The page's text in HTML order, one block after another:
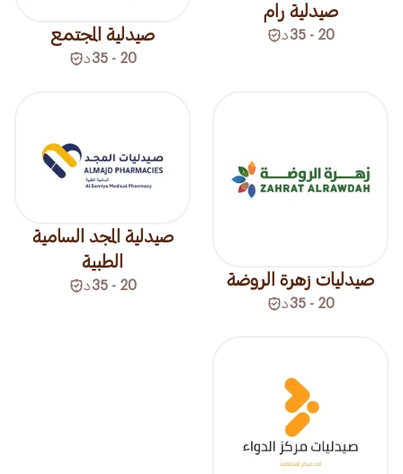
صيدلية رام
20 - 35 د صيدلية المجتمع
20 - 35 د
صيدليات زهرة الروضة
20 - 35 د
صيدلية المجد السامية
الطبية
20 - 35 د